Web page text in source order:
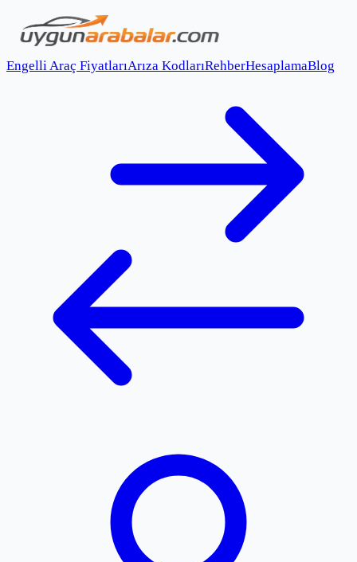
Engelli Araç FiyatlarıArıza KodlarıRehberHesaplamaBlog